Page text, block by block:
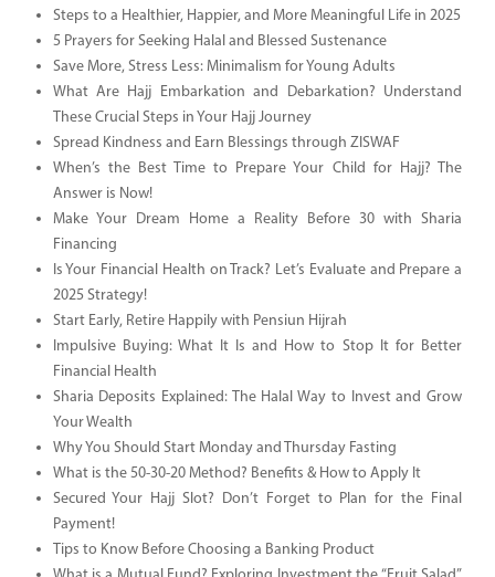
Steps to a Healthier, Happier, and More Meaningful Life in 2025
5 Prayers for Seeking Halal and Blessed Sustenance
Save More, Stress Less: Minimalism for Young Adults
What Are Hajj Embarkation and Debarkation? Understand
These Crucial Steps in Your Hajj Journey
Spread Kindness and Earn Blessings through ZISWAF
When’s the Best Time to Prepare Your Child for Hajj? The
Answer is Now!
Make Your Dream Home a Reality Before 30 with Sharia
Financing
Is Your Financial Health on Track? Let’s Evaluate and Prepare a
2025 Strategy!
Start Early, Retire Happily with Pensiun Hijrah
Impulsive Buying: What It Is and How to Stop It for Better
Financial Health
Sharia Deposits Explained: The Halal Way to Invest and Grow
Your Wealth
Why You Should Start Monday and Thursday Fasting
What is the 50-30-20 Method? Benefits & How to Apply It
Secured Your Hajj Slot? Don’t Forget to Plan for the Final
Payment!
Tips to Know Before Choosing a Banking Product